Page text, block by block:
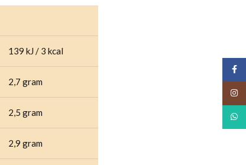
139 kJ / 3 kcal
2,7 gram
2,5 gram
2,9 gram